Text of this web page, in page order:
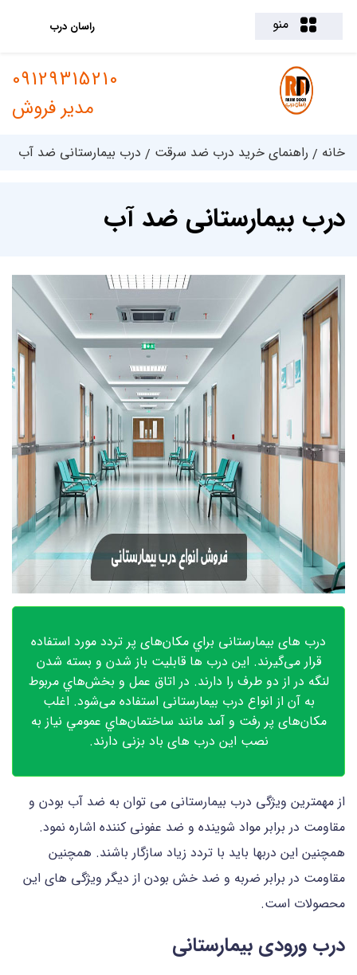
منو راسان درب
09129315210
مدیر فروش
خانه راهنمای خرید درب ضد سرقت درب بیمارستانی ضد آب
درب بیمارستانی ضد آب
درب های بیمارستانی براي مکان‌های پر تردد مورد استفاده
قرار می‌گیرند. این درب ها قابلیت باز شدن و بسته شدن
لنگه در از دو طرف را دارند. در اتاق عمل و بخش‌هاي مربوط
به آن از انواع درب بیمارستانی استفاده می‌شود. اغلب
مکان‌های پر رفت و آمد مانند ساختمان‌هاي عمومي نیاز به
نصب این درب های باد بزنی دارند.
از مهمترین ویژگی درب بیمارستانی می توان به ضد آب بودن و
مقاومت در برابر مواد شوینده و ضد عفونی کننده اشاره نمود.
همچنین این دربها باید با تردد زیاد سازگار باشند. همچنین
مقاومت در برابر ضربه و ضد خش بودن از دیگر ویژگی های این
محصولات است.
درب ورودی بیمارستانی